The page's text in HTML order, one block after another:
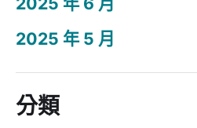
2025 年 5 月
分類